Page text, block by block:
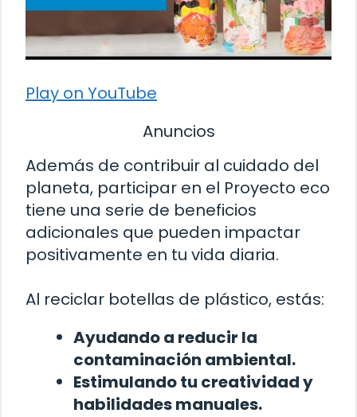
Play on YouTube
Anuncios
Además de contribuir al cuidado del
planeta, participar en el Proyecto eco
tiene una serie de beneficios
adicionales que pueden impactar
positivamente en tu vida diaria.
Al reciclar botellas de plástico, estás:
Ayudando a reducir la
contaminación ambiental.
Estimulando tu creatividad y
habilidades manuales.